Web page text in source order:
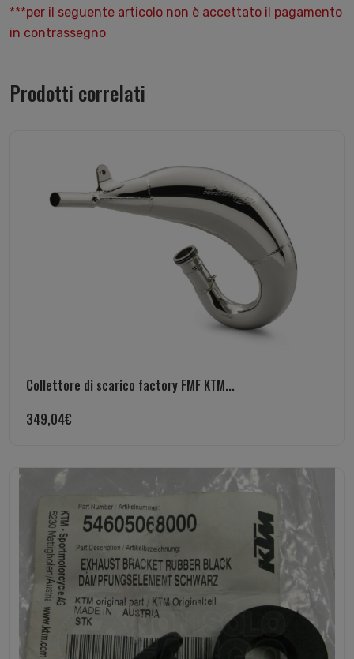
***per il seguente articolo non è accettato il pagamento
in contrassegno
Prodotti correlati
Collettore di scarico factory FMF KTM...
349,04€